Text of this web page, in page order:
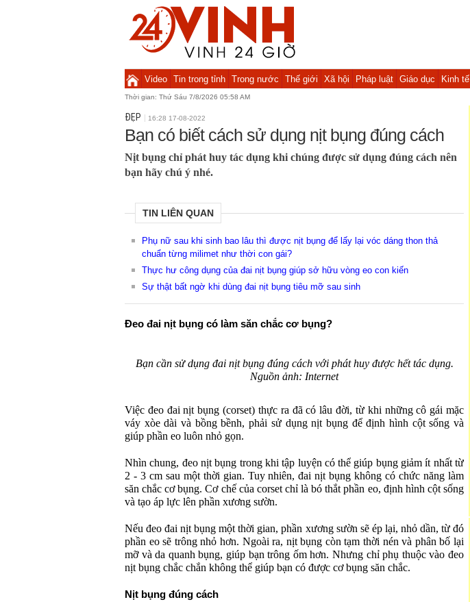
Video Tin trong tỉnh Trong nước Thế giới Xã hội Pháp luật Giáo dục Kinh tế
Thời gian: Thứ Sáu 7/8/2026 05:58 AM
ĐẸP 16:28 17-08-2022
Bạn có biết cách sử dụng nịt bụng đúng cách
Nịt bụng chỉ phát huy tác dụng khi chúng được sử dụng đúng cách nên
bạn hãy chú ý nhé.
TIN LIÊN QUAN
Phụ nữ sau khi sinh bao lâu thì được nịt bụng để lấy lại vóc dáng thon thả
chuẩn từng milimet như thời con gái?
Thực hư công dụng của đai nịt bụng giúp sở hữu vòng eo con kiến
Sự thật bất ngờ khi dùng đai nịt bụng tiêu mỡ sau sinh
Đeo đai nịt bụng có làm săn chắc cơ bụng?
Bạn cần sử dụng đai nịt bụng đúng cách với phát huy được hết tác dụng.
Nguồn ảnh: Internet
Việc đeo đai nịt bụng (corset) thực ra đã có lâu đời, từ khi những cô gái mặc
váy xòe dài và bồng bềnh, phải sử dụng nịt bụng để định hình cột sống và
giúp phần eo luôn nhỏ gọn.
Nhìn chung, đeo nịt bụng trong khi tập luyện có thể giúp bụng giảm ít nhất từ
2 - 3 cm sau một thời gian. Tuy nhiên, đai nịt bụng không có chức năng làm
săn chắc cơ bụng. Cơ chế của corset chỉ là bó thắt phần eo, định hình cột sống
và tạo áp lực lên phần xương sườn.
Nếu đeo đai nịt bụng một thời gian, phần xương sườn sẽ ép lại, nhỏ dần, từ đó
phần eo sẽ trông nhỏ hơn. Ngoài ra, nịt bụng còn tạm thời nén và phân bố lại
mỡ và da quanh bụng, giúp bạn trông ốm hơn. Nhưng chỉ phụ thuộc vào đeo
nịt bụng chắc chắn không thể giúp bạn có được cơ bụng săn chắc.
Nịt bụng đúng cách